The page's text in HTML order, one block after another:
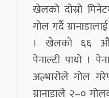
खेलको दोस्रो
गोल गर्दै
। खेलको ६६ औं
पेनाल्टी पायो ।
अल्भारोले गोल
ग्रानाडाले २–०